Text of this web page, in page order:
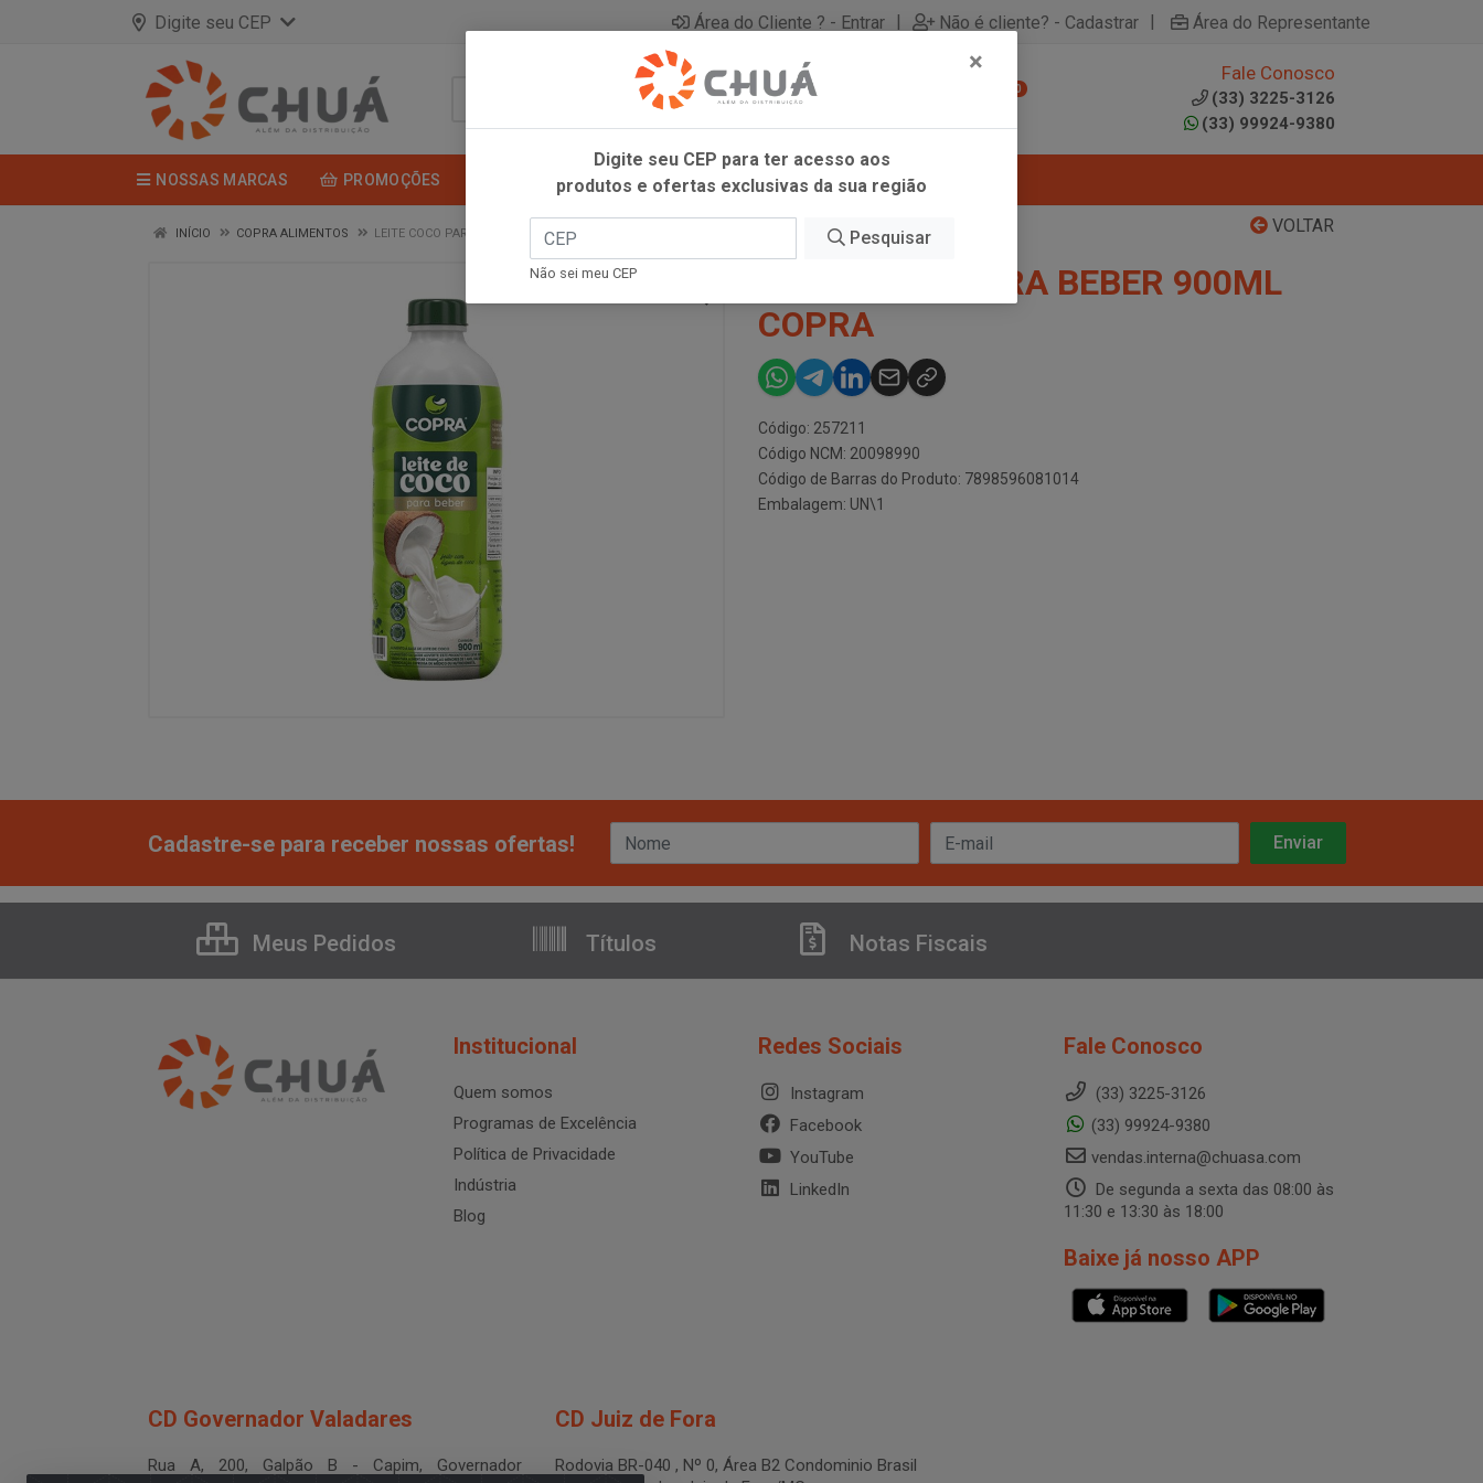
Digite seu CEP Área do Cliente ? - Entrar | Não é cliente? - Cadastrar | Área do Representante
0
Fale Conosco
(33) 3225-3126
(33) 99924-9380
NOSSAS MARCAS PROMOÇÕES
VOLTAR
INÍCIO COPRA ALIMENTOS LEITE COCO PARA BEBER 900ML COPRA
LEITE COCO PARA BEBER 900ML
COPRA
Código: 257211
Código NCM: 20098990
Código de Barras do Produto: 7898596081014
Embalagem: UN\1
Cadastre-se para receber nossas ofertas!
Meus Pedidos Títulos Notas Fiscais
Institucional
Quem somos
Programas de Excelência
Política de Privacidade
Indústria
Blog
Redes Sociais
Instagram
Facebook
YouTube
LinkedIn
Fale Conosco
(33) 3225-3126
(33) 99924-9380
vendas.interna@chuasa.com
De segunda a sexta das 08:00 às
11:30 e 13:30 às 18:00
Baixe já nosso APP
CD Governador Valadares
Rua A, 200, Galpão B - Capim, Governador
CD Juiz de Fora
Rodovia BR-040 , Nº 0, Área B2 Condominio Brasil
×
Digite seu CEP para ter acesso aos
produtos e ofertas exclusivas da sua região
Pesquisar
Não sei meu CEP